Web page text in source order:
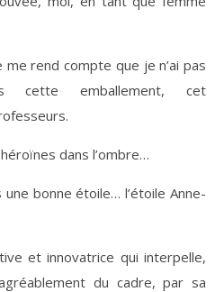
rend compte que je n’ai pas
cette emballement, cet
dans l’ombre…
bonne étoile… l’étoile Anne-
et innovatrice qui interpelle,
du cadre, par sa